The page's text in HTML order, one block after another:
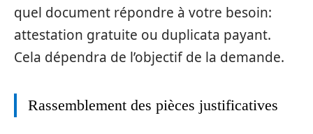
quel document répondre à votre besoin:
attestation gratuite ou duplicata payant.
Cela dépendra de l’objectif de la demande.
Rassemblement des pièces justificatives